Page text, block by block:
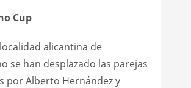
Cup
alicantina de
se han desplazado las parejas
por Alberto Hernández y